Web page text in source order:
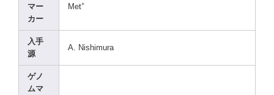
マー
カー
Met+
入手
源
A. Nishimura
ゲノ
ムマ